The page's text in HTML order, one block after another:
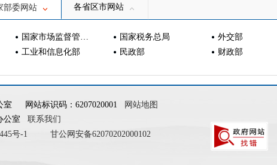
部委网站 各省区市网站
国家市场监督管理总局 国家税务总局 外交部
工业和信息化部 民政部 财政部
室 网站标识码：6207020001
网站地图
公室
联系我们
号-1 甘公网安备62070202000102